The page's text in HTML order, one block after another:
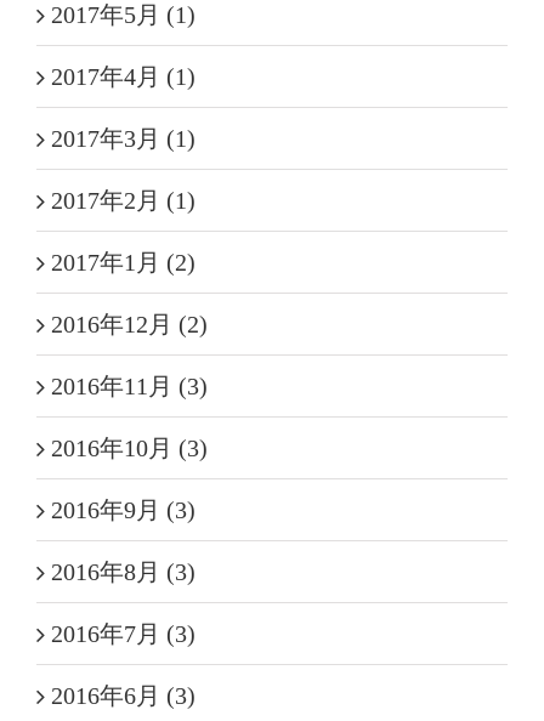
2017年5月 (1)
2017年4月 (1)
2017年3月 (1)
2017年2月 (1)
2017年1月 (2)
2016年12月 (2)
2016年11月 (3)
2016年10月 (3)
2016年9月 (3)
2016年8月 (3)
2016年7月 (3)
2016年6月 (3)